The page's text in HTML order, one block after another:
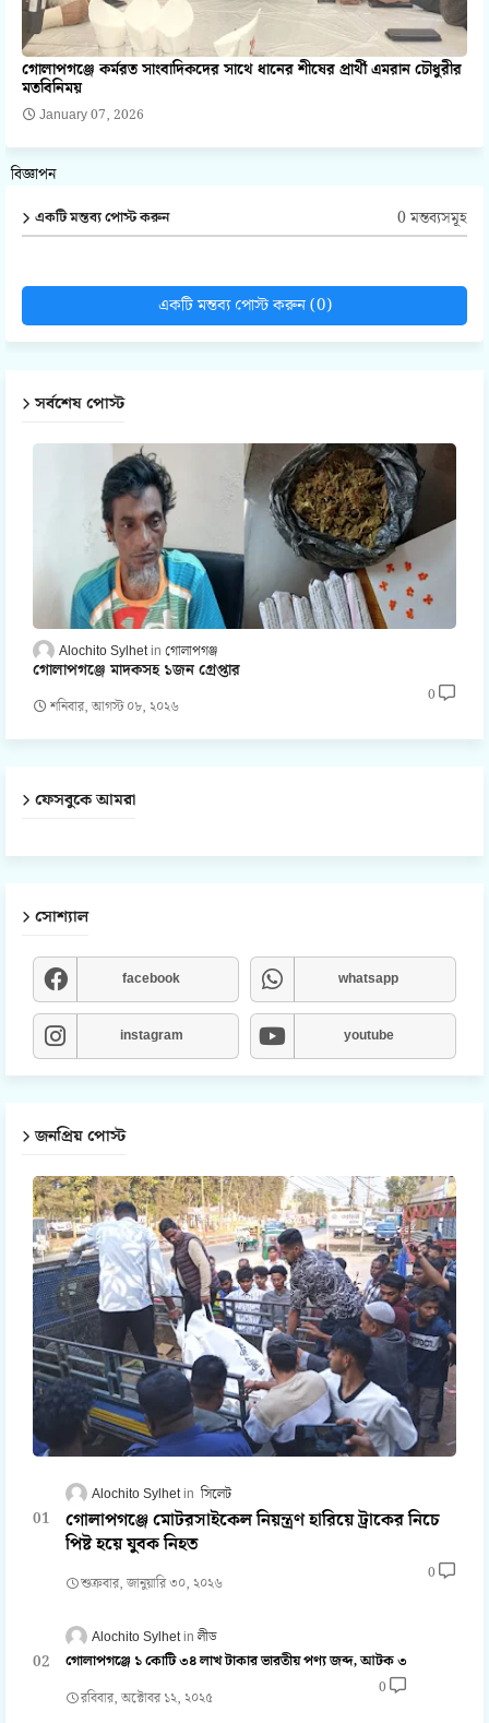
গোলাপগঞ্জে কর্মরত সাংবাদিকদের সাথে ধানের শীষের প্রার্থী এমরান চৌধুরীর
মতবিনিময়
January 07, 2026
বিজ্ঞাপন
একটি মন্তব্য পোস্ট করুন 0 মন্তব্যসমূহ
একটি মন্তব্য পোস্ট করুন (0)
সর্বশেষ পোস্ট
Alochito Sylhet গোলাপগঞ্জ
গোলাপগঞ্জে মাদকসহ ১জন গ্রেপ্তার
শনিবার, আগস্ট ০৮, ২০২৬
0
ফেসবুকে আমরা
সোশ্যাল
facebook whatsapp
instagram youtube
জনপ্রিয় পোস্ট
Alochito Sylhet সিলেট
গোলাপগঞ্জে মোটরসাইকেল নিয়ন্ত্রণ হারিয়ে ট্রাকের নিচে
পিষ্ট হয়ে যুবক নিহত
শুক্রবার, জানুয়ারি ৩০, ২০২৬
0
Alochito Sylhet লীড
গোলাপগঞ্জে ১ কোটি ৩৪ লাখ টাকার ভারতীয় পণ্য জব্দ, আটক ৩
রবিবার, অক্টোবর ১২, ২০২৫
0